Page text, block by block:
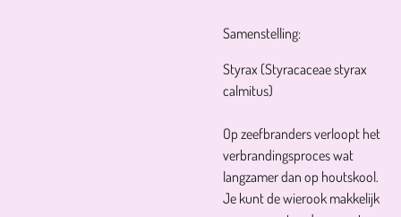
Samenstelling:
Styrax (Styracaceae styrax
calmitus)
Op zeefbranders verloopt het
verbrandingsproces wat
langzamer dan op houtskool.
Je kunt de wierook makkelijk